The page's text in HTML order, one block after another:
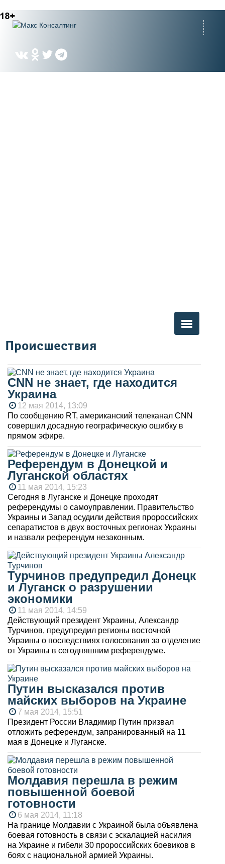
Вы здесь
Происшествия
CNN не знает, где находится
Украина
12 мая 2014, 13:09
По сообщению RT, американский телеканал CNN
совершил досадную географическую ошибку в
прямом эфире.
Референдум в Донецкой и
Луганской областях
11 мая 2014, 15:23
Сегодня в Луганске и Донецке проходят
референдумы о самоуправлении. Правительство
Украины и Запад осудили действия пророссийских
сепаратистов в двух восточных регионах Украины
и назвали референдум незаконным.
Турчинов предупредил Донецк
и Луганск о разрушении
экономики
11 мая 2014, 14:59
Действующий президент Украины, Александр
Турчинов, предупредил регионы восточной
Украины о последствиях голосования за отделение
от Украины в сегодняшним референдуме.
Путин высказался против
майских выборов на Украине
7 мая 2014, 15:51
Президент России Владимир Путин призвал
отложить референдум, запранированный на 11
мая в Донецке и Луганске.
Молдавия перешла в режим
повышенной боевой
готовности
6 мая 2014, 11:18
На границе Молдавии с Украиной была объявлена
боевая готовность в связи с эскалацией насилия
на Украине и гибели 30 пророссийских боевиков в
боях с национальной армией Украины.